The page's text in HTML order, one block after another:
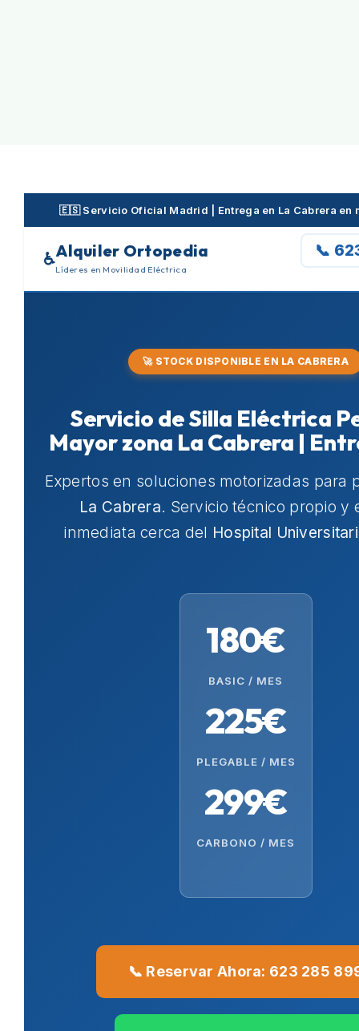
🇪🇸 Servicio Oficial Madrid | Entrega en La Cabrera en
♿Alquiler Ortopedia
Líderes en Movilidad Eléctrica
📞
🚀 STOCK DISPONIBLE EN LA CABRERA
Servicio de Silla Eléctrica
Mayor zona La Cabrera |
Expertos en soluciones motorizadas para
La Cabrera. Servicio técnico propio y
inmediata cerca del Hospital
180€
BASIC / MES
225€
PLEGABLE / MES
299€
CARBONO / MES
📞 Reservar Ahora: 623 285